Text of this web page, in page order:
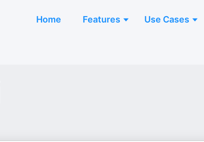
Home Features Use Cases